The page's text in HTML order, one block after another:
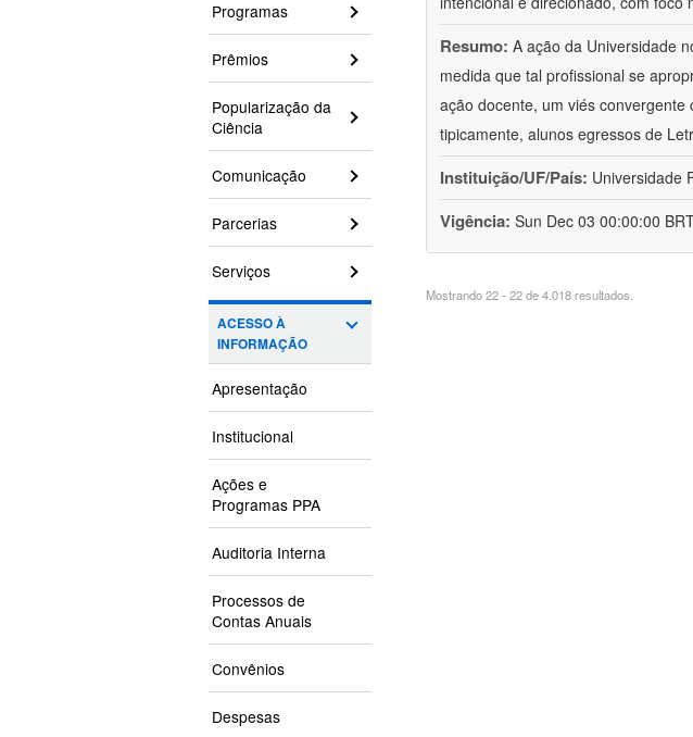
Programas
Prêmios
Popularização da
Ciência
Comunicação
Parcerias
Serviços
ACESSO À
INFORMAÇÃO
Apresentação
Institucional
Ações e
Programas PPA
Auditoria Interna
Processos de
Contas Anuais
Convênios
Despesas
Resumo: A ação da Universidade
medida que tal profissional se
ação docente, um viés
tipicamente, alunos egressos de
Instituição/UF/País: Universidade
Vigência: Sun Dec 03 00:00:00
Mostrando 22 - 22 de 4.018 resultados.